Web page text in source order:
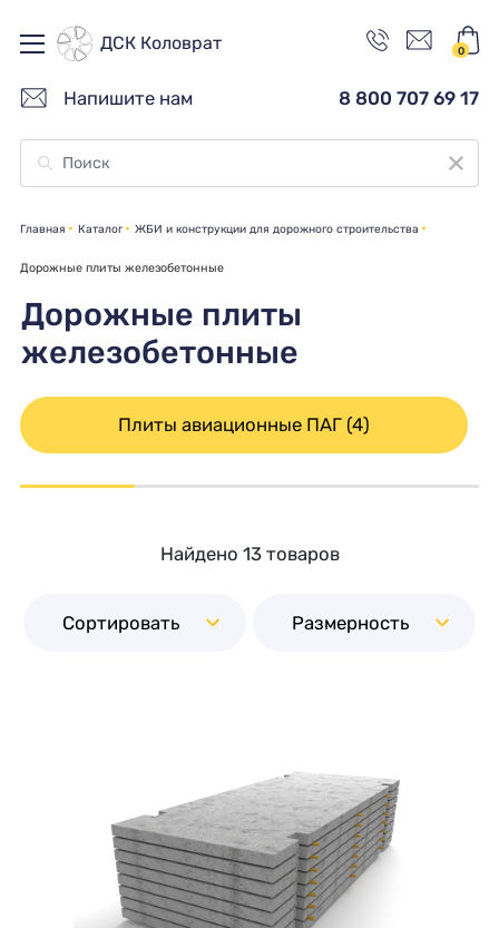
ДСК Коловрат 0
Напишите нам 8 800 707 69 17
Главная Каталог ЖБИ и конструкции для дорожного строительства
Дорожные плиты железобетонные
Дорожные плиты
железобетонные
Плиты авиационные ПАГ (4)
Найдено 13 товаров
Сортировать Размерность